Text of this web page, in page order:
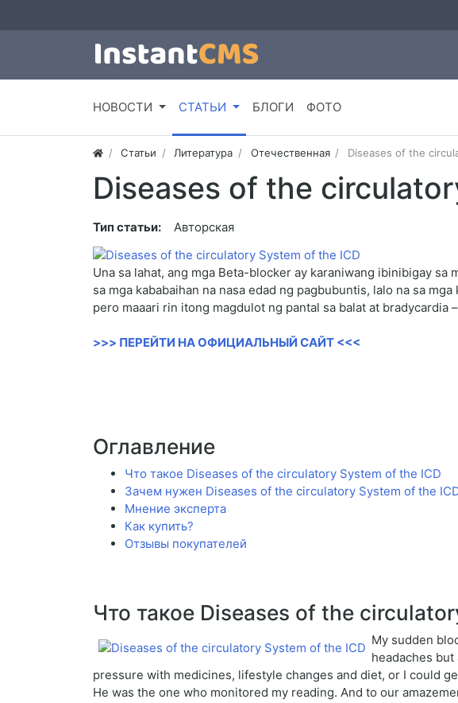
НОВОСТИ СТАТЬИ БЛОГИ ФОТО
Статьи Литература Отечественная Diseases of the
Diseases of the
Тип статьи: Авторская
Una sa lahat, ang mga Beta-blocker ay karaniwang ibinibigay
sa mga kababaihan na nasa edad ng pagbubuntis, lalo na sa
pero maaari rin itong magdulot ng pantal sa balat at bradycardia
>>> ПЕРЕЙТИ НА ОФИЦИАЛЬНЫЙ САЙТ <<<
Оглавление
Что такое Diseases of the circulatory System of the ICD
Зачем нужен Diseases of the circulatory System of the
Мнение эксперта
Как купить?
Отзывы покупателей
Что такое Diseases of the
My sudden
headaches
pressure with medicines, lifestyle changes and diet, or I could
He was the one who monitored my reading. And to our